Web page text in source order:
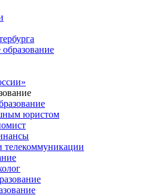
юристом
телекоммуникации